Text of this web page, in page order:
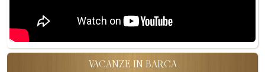
VACANZE IN BARCA